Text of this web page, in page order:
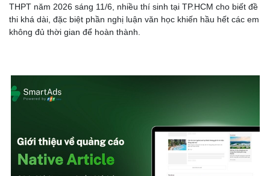
THPT năm 2026 sáng 11/6, nhiều thí sinh tại TP.HCM cho biết đề
thi khá dài, đặc biệt phần nghị luận văn học khiến hầu hết các em
không đủ thời gian để hoàn thành.